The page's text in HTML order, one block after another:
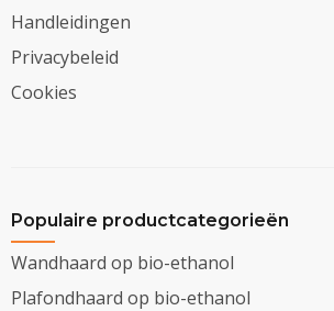
Handleidingen
Privacybeleid
Cookies
Populaire productcategorieën
Wandhaard op bio-ethanol
Plafondhaard op bio-ethanol